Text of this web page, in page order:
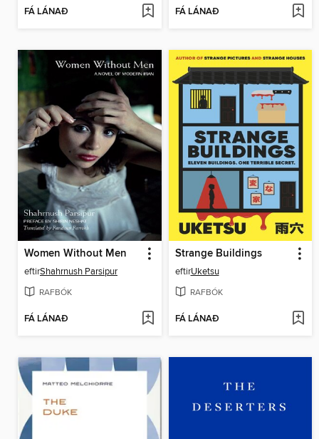
FÁ LÁNAÐ FÁ LÁNAÐ
Women Without Men
eftirShahrnush Parsipur
RAFBÓK
FÁ LÁNAÐ
Strange Buildings
eftirUketsu
RAFBÓK
FÁ LÁNAÐ